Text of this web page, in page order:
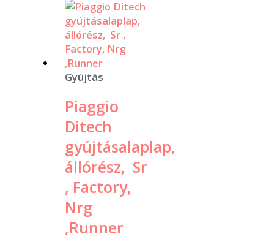
Gyújtás
Piaggio
Ditech
gyújtásalaplap,
állórész, Sr
, Factory,
Nrg
,Runner